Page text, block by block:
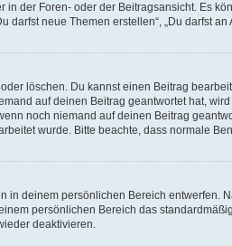
der Foren- oder der Beitragsansicht. Es
neue Themen erstellen“, „Du darfst
löschen. Du kannst einen Beitrag
auf deinen Beitrag geantwortet hat,
noch niemand auf deinen Beitrag
wurde. Bitte beachte, dass normale
deinem persönlichen Bereich entwerfen.
persönlichen Bereich das
deaktivieren.